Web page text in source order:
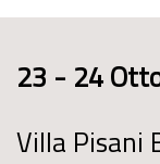
23 - 24
Villa Pisani